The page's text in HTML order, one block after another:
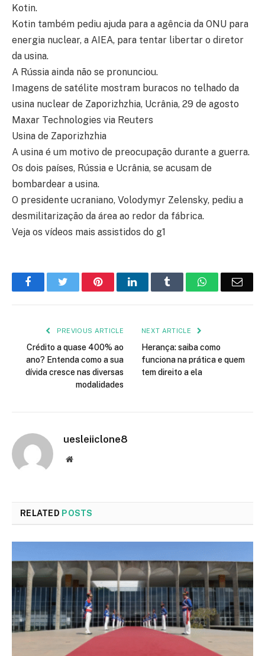
Kotin.
Kotin também pediu ajuda para a agência da ONU para
energia nuclear, a AIEA, para tentar libertar o diretor
da usina.
A Rússia ainda não se pronunciou.
Imagens de satélite mostram buracos no telhado da
usina nuclear de Zaporizhzhia, Ucrânia, 29 de agosto
Maxar Technologies via Reuters
Usina de Zaporizhzhia
A usina é um motivo de preocupação durante a guerra.
Os dois países, Rússia e Ucrânia, se acusam de
bombardear a usina.
O presidente ucraniano, Volodymyr Zelensky, pediu a
desmilitarização da área ao redor da fábrica.
Veja os vídeos mais assistidos do g1
FacebookTwitter PinterestLinkedIn Tumblr WhatsApp
PREVIOUS ARTICLE
Crédito a quase 400% ao
ano? Entenda como a sua
dívida cresce nas diversas
modalidades
NEXT ARTICLE
Herança: saiba como
funciona na prática e quem
tem direito a ela
uesleiiclone8
Website
RELATED POSTS